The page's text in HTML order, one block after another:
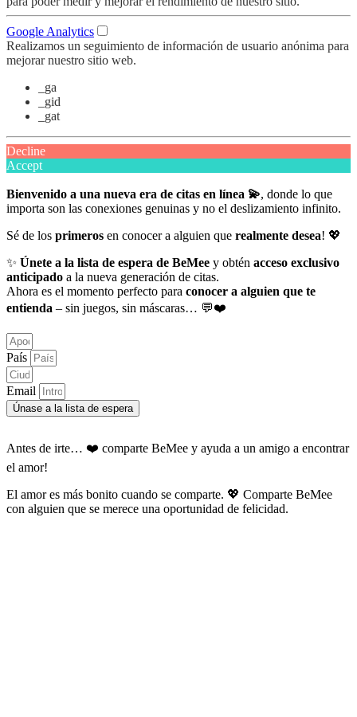
Google Analytics
Realizamos un seguimiento de información de usuario anónima para
mejorar nuestro sitio web.
_ga
_gid
_gat
Decline
Accept
Bienvenido a una nueva era de citas en línea 💫, donde lo que
importa son las conexiones genuinas y no el deslizamiento infinito.
Sé de los primeros en conocer a alguien que realmente desea! 💖
✨ Únete a la lista de espera de BeMee y obtén acceso exclusivo
anticipado a la nueva generación de citas.
Ahora es el momento perfecto para conocer a alguien que te
entienda – sin juegos, sin máscaras… 💬❤️
País
Email
Únase a la lista de espera
Antes de irte… ❤️ comparte BeMee y ayuda a un amigo a encontrar
el amor!
El amor es más bonito cuando se comparte. 💖 Comparte BeMee
con alguien que se merece una oportunidad de felicidad.